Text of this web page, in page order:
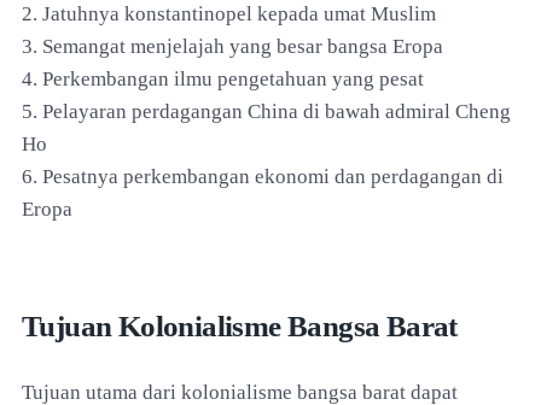
2. Jatuhnya konstantinopel kepada umat Muslim
3. Semangat menjelajah yang besar bangsa Eropa
4. Perkembangan ilmu pengetahuan yang pesat
5. Pelayaran perdagangan China di bawah admiral Cheng
Ho
6. Pesatnya perkembangan ekonomi dan perdagangan di
Eropa
Tujuan Kolonialisme Bangsa Barat
Tujuan utama dari kolonialisme bangsa barat dapat